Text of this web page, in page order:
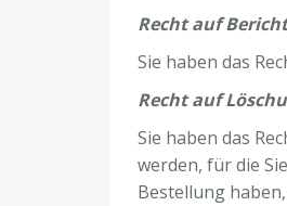
Recht auf
Sie haben das
Recht auf
Sie haben das
werden, für die
Bestellung